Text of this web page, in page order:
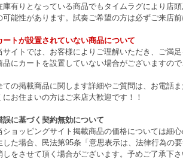
庫有りとなっている商品でもタイムラグにより店
可能性があります。試奏ご希望の方は必ずご来店前
ートが設置されていない商品について
サイトでは、お客様によりご理解いただき、ご満
品にカートを設置していない場合がございますので
ての掲載商品に関します詳細やご質問は、お電話
にお住まいの方はご来店大歓迎です！！
誤に基づく契約無効について
ショッピングサイト掲載商品の価格については細
した場合、民法第95条「意思表示は、法律行為の
しをさせて頂く場合がございます。予めご了承下さ